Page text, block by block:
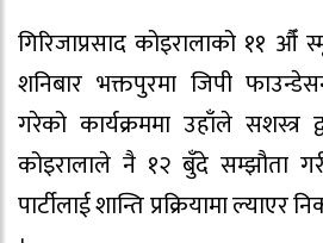
गिरिजाप्रसाद कोइरालाको ११ औँ
शनिबार भक्तपुरमा जिपी
गरेको कार्यक्रममा उहाँले सशस्त्र
कोइरालाले नै १२ बुँदे सम्झौता
पार्टीलाई शान्ति प्रक्रियामा